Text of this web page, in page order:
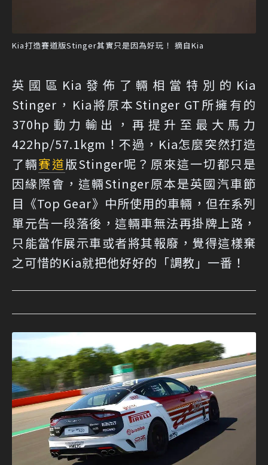
Kia打造賽道版Stinger其實只是因為好玩！ 摘自Kia
英國區Kia發佈了輛相當特別的Kia
Stinger，Kia將原本Stinger GT所擁有的
370hp動力輸出，再提升至最大馬力
422hp/57.1kgm！不過，Kia怎麼突然打造
了輛賽道版Stinger呢？原來這一切都只是
因緣際會，這輛Stinger原本是英國汽車節
目《Top Gear》中所使用的車輛，但在系列
單元告一段落後，這輛車無法再掛牌上路，
只能當作展示車或者將其報廢，覺得這樣棄
之可惜的Kia就把他好好的「調教」一番！